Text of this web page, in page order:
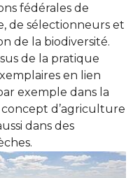
fédérales de
de sélectionneurs et
de la biodiversité.
de la pratique
en lien
exemple dans la
d’agriculture
dans des